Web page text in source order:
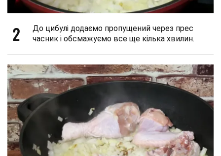
2
До цибулі додаємо пропущений через прес
часник і обсмажуємо все ще кілька хвилин.